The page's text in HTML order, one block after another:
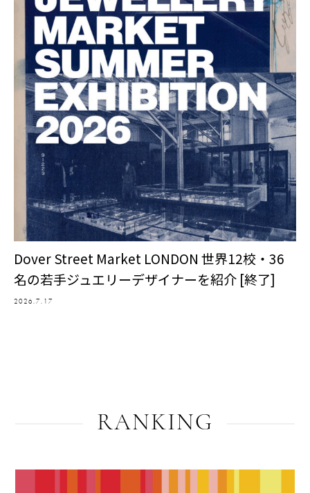
Dover Street Market LONDON 世界12校・36
名の若手ジュエリーデザイナーを紹介 [終了]
2026.7.17
RANKING